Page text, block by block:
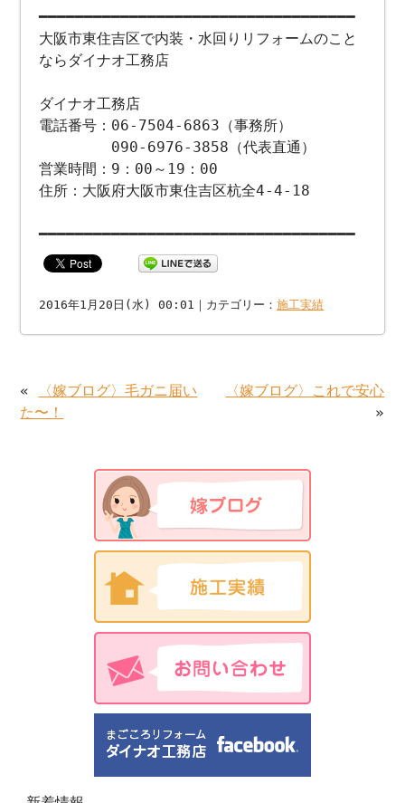
━━━━━━━━━━━━━━━━━━━━━━━━━━━━━━━━━━━
大阪市東住吉区で内装・水回りリフォームのこと
ならダイナオ工務店
ダイナオ工務店
電話番号：06-7504-6863（事務所）
090-6976-3858（代表直通）
営業時間：9：00～19：00
住所：大阪府大阪市東住吉区杭全4-4-18
━━━━━━━━━━━━━━━━━━━━━━━━━━━━━━━━━━━
2016年1月20日(水) 00:01｜カテゴリー：施工実績
«
〈嫁ブログ〉毛ガニ届い
た〜！
〈嫁ブログ〉これで安心
»